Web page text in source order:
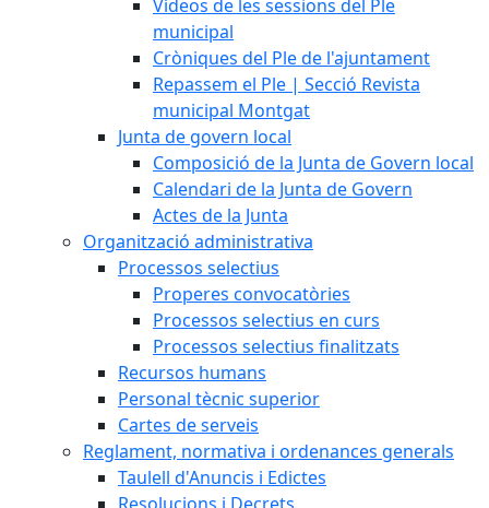
Vídeos de les sessions del Ple
municipal
Cròniques del Ple de l'ajuntament
Repassem el Ple | Secció Revista
municipal Montgat
Junta de govern local
Composició de la Junta de Govern local
Calendari de la Junta de Govern
Actes de la Junta
Organització administrativa
Processos selectius
Properes convocatòries
Processos selectius en curs
Processos selectius finalitzats
Recursos humans
Personal tècnic superior
Cartes de serveis
Reglament, normativa i ordenances generals
Taulell d'Anuncis i Edictes